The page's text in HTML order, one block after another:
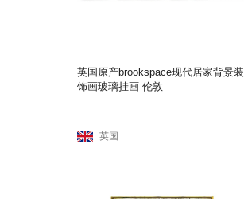
英国原产brookspace现代居家背景装
饰画玻璃挂画 伦敦
英国